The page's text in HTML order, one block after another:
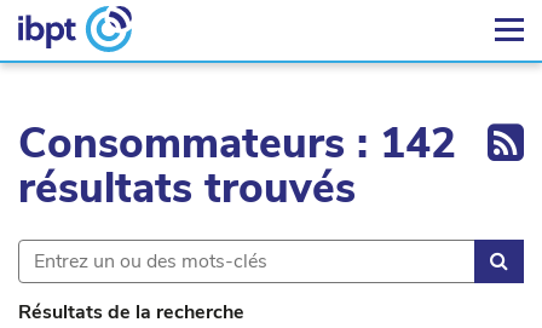
Consommateurs : 142
résultats trouvés
Résultats de la recherche